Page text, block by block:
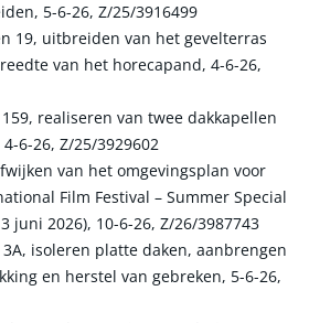
5-6-26, Z/25/3916499
19, uitbreiden van het gevelterras
van het horecapand, 4-6-26,
realiseren van twee dakkapellen
6-26, Z/25/3929602
van het omgevingsplan voor
Film Festival – Summer Special
juni 2026), 10-6-26, Z/26/3987743
isoleren platte daken, aanbrengen
en herstel van gebreken, 5-6-26,